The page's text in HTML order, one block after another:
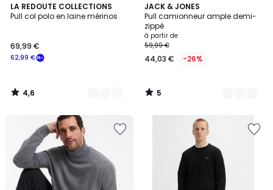
LA REDOUTE COLLECTIONS
Pull col polo en laine mérinos
€
souscrivez
notre
programme
place
62,99
€.
62,99 €
69,99 €
4,6
/ 5
4
Couleurs
4,6
/
JACK & JONES
Pull camionneur ample demi-
zippé
à partir de
59,99 €
44,03 € -26%
5
/
5
5
Couleurs
5
/